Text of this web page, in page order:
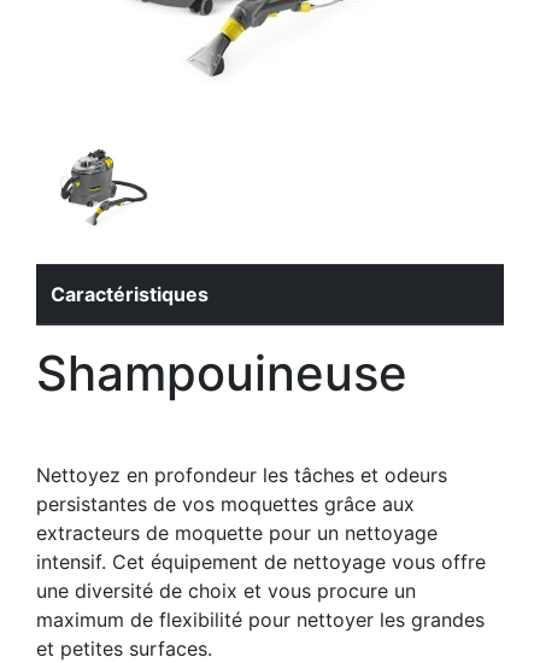
Caractéristiques
Shampouineuse
Nettoyez en profondeur les tâches et odeurs
persistantes de vos moquettes grâce aux
extracteurs de moquette pour un nettoyage
intensif. Cet équipement de nettoyage vous offre
une diversité de choix et vous procure un
maximum de flexibilité pour nettoyer les grandes
et petites surfaces.